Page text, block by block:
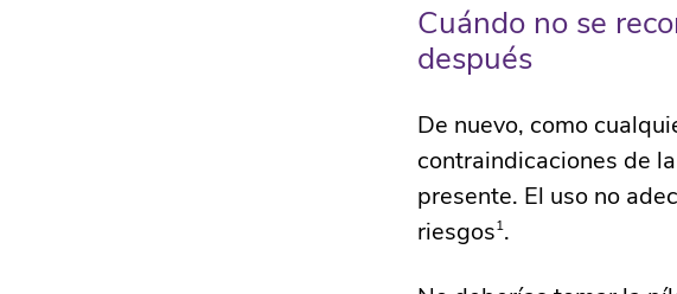
Cuándo no se
después
De nuevo, como
contraindicaciones de
presente. El uso no
riesgos1.